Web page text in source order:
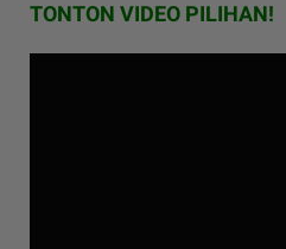
TONTON VIDEO PILIHAN!